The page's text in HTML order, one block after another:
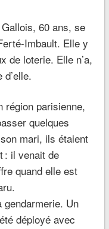
60 ans, se
Imbault. Elle y
de loterie. Elle n’a,
région parisienne,
quelques
mari, ils étaient
: il venait de
quand elle est
Un
déployé avec